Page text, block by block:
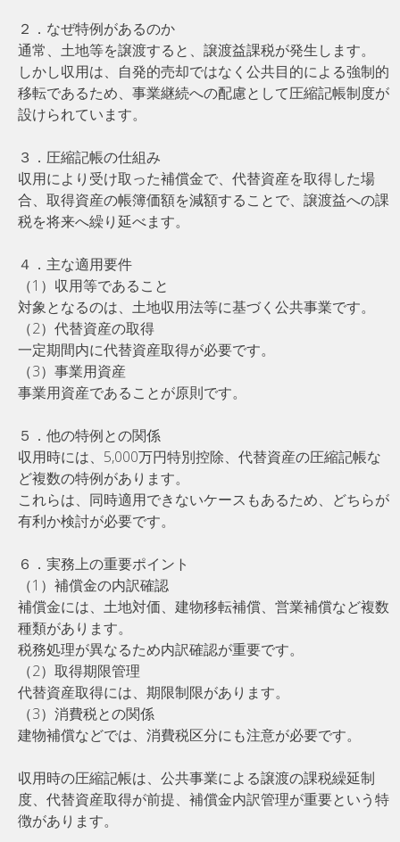
２．なぜ特例があるのか
通常、土地等を譲渡すると、譲渡益課税が発生します。
しかし収用は、自発的売却ではなく公共目的による強制的
移転であるため、事業継続への配慮として圧縮記帳制度が
設けられています。
３．圧縮記帳の仕組み
収用により受け取った補償金で、代替資産を取得した場
合、取得資産の帳簿価額を減額することで、譲渡益への課
税を将来へ繰り延べます。
４．主な適用要件
（1）収用等であること
対象となるのは、土地収用法等に基づく公共事業です。
（2）代替資産の取得
一定期間内に代替資産取得が必要です。
（3）事業用資産
事業用資産であることが原則です。
５．他の特例との関係
収用時には、5,000万円特別控除、代替資産の圧縮記帳な
ど複数の特例があります。
これらは、同時適用できないケースもあるため、どちらが
有利か検討が必要です。
６．実務上の重要ポイント
（1）補償金の内訳確認
補償金には、土地対価、建物移転補償、営業補償など複数
種類があります。
税務処理が異なるため内訳確認が重要です。
（2）取得期限管理
代替資産取得には、期限制限があります。
（3）消費税との関係
建物補償などでは、消費税区分にも注意が必要です。
収用時の圧縮記帳は、公共事業による譲渡の課税繰延制
度、代替資産取得が前提、補償金内訳管理が重要という特
徴があります。